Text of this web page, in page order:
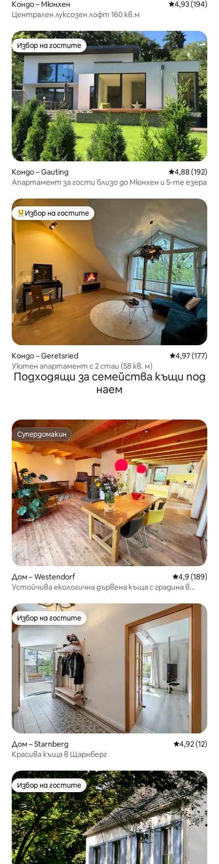
Кондо – Мюнхен Средна
4,93 (194)
Централен луксозен лофт 160 кв.м
Избор на гостите
Избор на гостите
Кондо – Gauting Средна
4,88 (192)
Апартамент за гости близо до Мюнхен и 5-те езера
Най-популярен избор на гостите
Избор на гостите
Кондо – Geretsried Средна
4,97 (177)
Уютен апартамент с 2 стаи (58 кв. м)
Подходящи за семейства къщи под
наем
Супердомакин
Супердомакин
Дом – Westendorf Средна
4,9 (189)
Устойчива екологична дървена къща с градина в
Избор на гостите
Избор на гостите
Дом – Starnberg Средна
4,92 (12)
Красива къща в Щарнберг
Избор на гостите
Избор на гостите